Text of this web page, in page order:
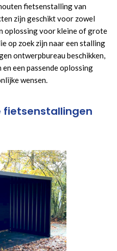
fietsenstalling van
zijn geschikt voor zowel
oplossing voor kleine of grote
op zoek zijn naar een stalling
ontwerpbureau beschikken,
en een passende oplossing
wensen.
fietsenstallingen